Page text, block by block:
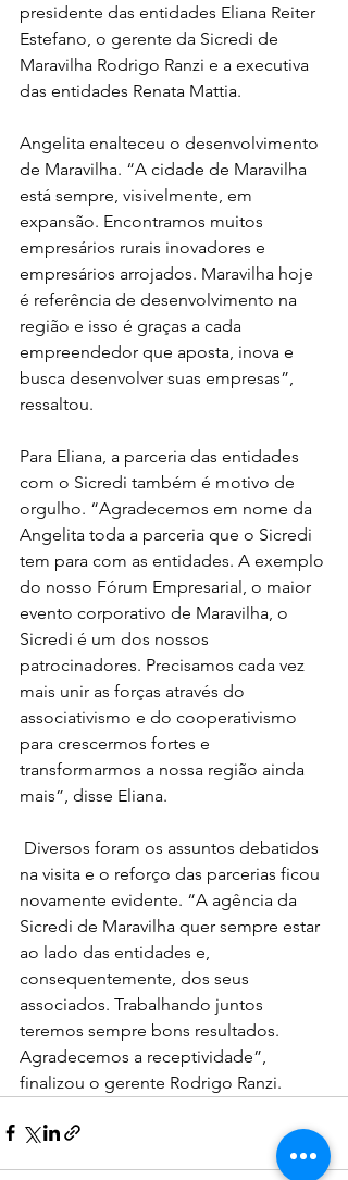
presidente das entidades Eliana Reiter
Estefano, o gerente da Sicredi de
Maravilha Rodrigo Ranzi e a executiva
das entidades Renata Mattia.
Angelita enalteceu o desenvolvimento
de Maravilha. “A cidade de Maravilha
está sempre, visivelmente, em
expansão. Encontramos muitos
empresários rurais inovadores e
empresários arrojados. Maravilha hoje
é referência de desenvolvimento na
região e isso é graças a cada
empreendedor que aposta, inova e
busca desenvolver suas empresas”,
ressaltou.
Para Eliana, a parceria das entidades
com o Sicredi também é motivo de
orgulho. “Agradecemos em nome da
Angelita toda a parceria que o Sicredi
tem para com as entidades. A exemplo
do nosso Fórum Empresarial, o maior
evento corporativo de Maravilha, o
Sicredi é um dos nossos
patrocinadores. Precisamos cada vez
mais unir as forças através do
associativismo e do cooperativismo
para crescermos fortes e
transformarmos a nossa região ainda
mais”, disse Eliana.
na visita e o reforço das parcerias ficou
novamente evidente. “A agência da
Sicredi de Maravilha quer sempre estar
ao lado das entidades e,
consequentemente, dos seus
associados. Trabalhando juntos
teremos sempre bons resultados.
Agradecemos a receptividade”,
finalizou o gerente Rodrigo Ranzi.